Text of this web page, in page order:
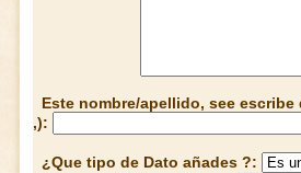
Este nombre/apellido, see
,):
¿Que tipo de Dato añades ?: